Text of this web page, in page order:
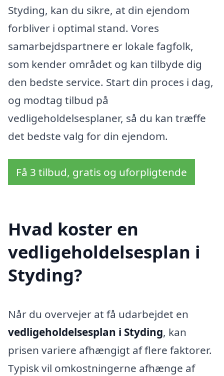
Styding, kan du sikre, at din ejendom
forbliver i optimal stand. Vores
samarbejdspartnere er lokale fagfolk,
som kender området og kan tilbyde dig
den bedste service. Start din proces i dag,
og modtag tilbud på
vedligeholdelsesplaner, så du kan træffe
det bedste valg for din ejendom.
Få 3 tilbud, gratis og uforpligtende
Hvad koster en
vedligeholdelsesplan i
Styding?
Når du overvejer at få udarbejdet en
vedligeholdelsesplan i Styding, kan
prisen variere afhængigt af flere faktorer.
Typisk vil omkostningerne afhænge af